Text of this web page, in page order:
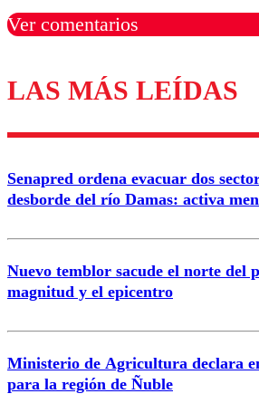
Ver comentarios
Los comentarios son moderados
diálogo respetuoso.
Correo
LAS MÁS LEÍDAS
Senapred ordena evacuar dos
desborde del río Damas: activa
Nuevo temblor sacude el norte del
magnitud y el epicentro
Ministerio de Agricultura declara
para la región de Ñuble